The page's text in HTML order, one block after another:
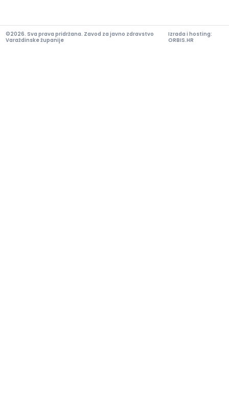
©2026. Sva prava pridržana. Zavod za javno zdravstvo
Varaždinske županije
Izrada i hosting:
ORBIS.HR